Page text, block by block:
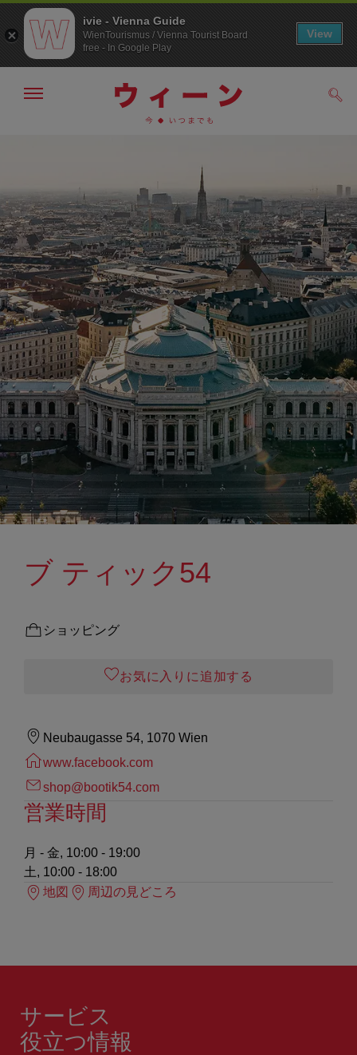
へ
ジ
の
ト
ッ
プ
へ
メ
非
表
示
ブ ティック54
ショッピング
お気に入りに追加する
Neubaugasse 54, 1070 Wien
www.facebook.com
shop@bootik54.com
営業時間
月 - 金, 10:00 - 19:00
土, 10:00 - 18:00
地図
周辺の見どころ
サービス
役立つ情報
ivie - Vienna Guide
WienTourismus / Vienna Tourist Board
free - In Google Play
View